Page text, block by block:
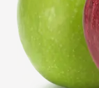
News